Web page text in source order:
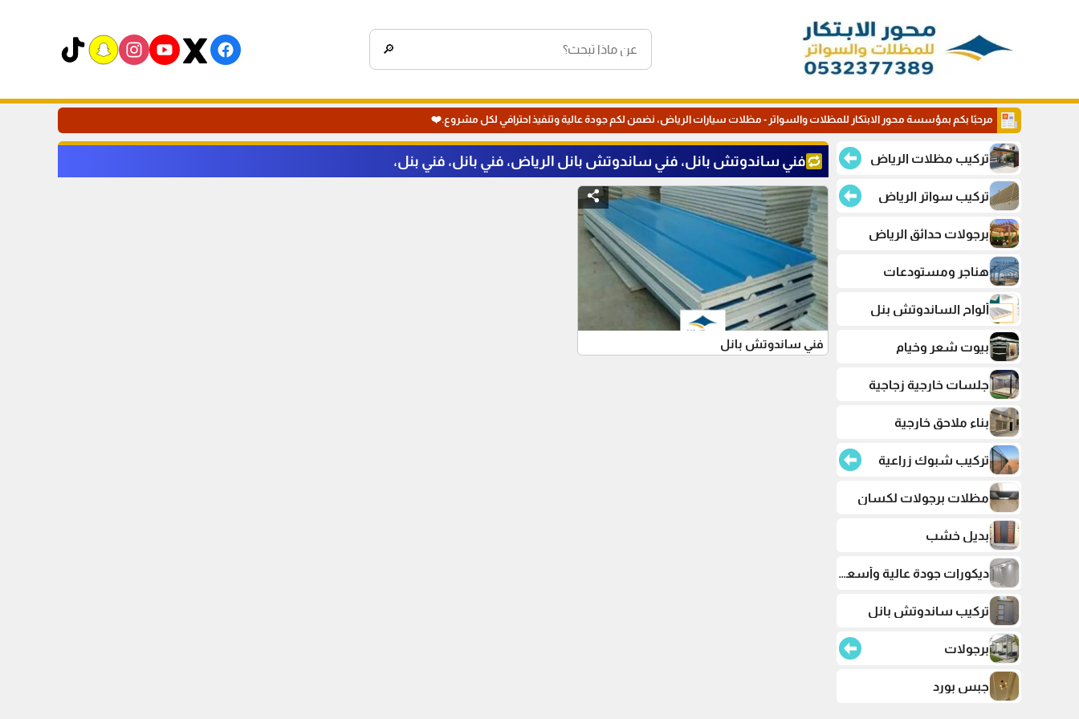
🔎
مرحبًا بكم بمؤسسة محور الابتكار للمظلات والسواتر - مظلات سيارات الرياض، نضمن لكم جودة عالية وتنفيذ احترافي لكل مشروع.❤️
تركيب مظلات الرياض
تركيب سواتر الرياض
برجولات حدائق الرياض
هناجر ومستودعات
ألواح الساندوتش بنل
بيوت شعر وخيام
جلسات خارجية زجاجية
بناء ملاحق خارجية
تركيب شبوك زراعية
مظلات برجولات لكسان
بديل خشب
ديكورات جودة عالية وأسعار تنافسية
تركيب ساندوتش بانل
برجولات
جبس بورد
فني ساندوتش بانل، فني ساندوتش بانل الرياض، فني بانل، فني بنل،
فني ساندوتش بانل